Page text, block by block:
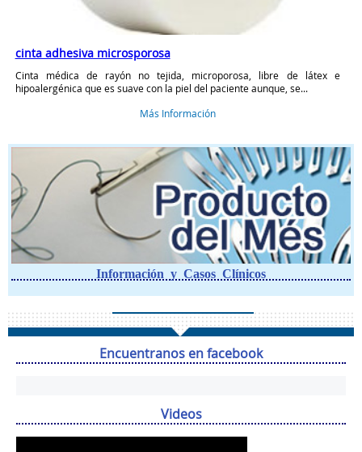
cinta adhesiva microsporosa
Cinta médica de rayón no tejida, microporosa, libre de látex e
hipoalergénica que es suave con la piel del paciente aunque, se...
Más Información
Información y Casos Clínicos
Encuentranos en facebook
Videos